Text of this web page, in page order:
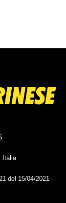
Italia
del 15/04/2021